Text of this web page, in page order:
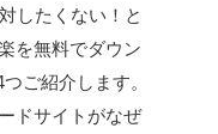
したくない！と
を無料でダウン
ご紹介します。
ドサイトがなぜ